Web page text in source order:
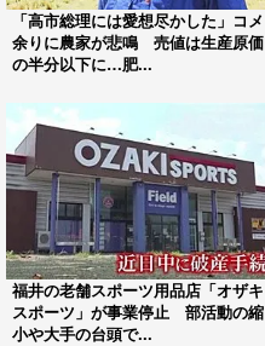
「高市総理には愛想尽かした」コメ
余りに農家が悲鳴 売値は生産原価
の半分以下に…肥...
福井の老舗スポーツ用品店「オザキ
スポーツ」が事業停止 部活動の縮
小や大手の台頭で...